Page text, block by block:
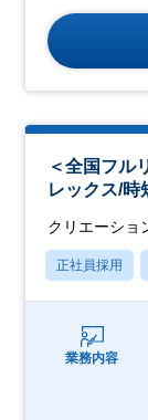
＜全国フル
レックス/時
クリエーショ
正社員採用
業務内容